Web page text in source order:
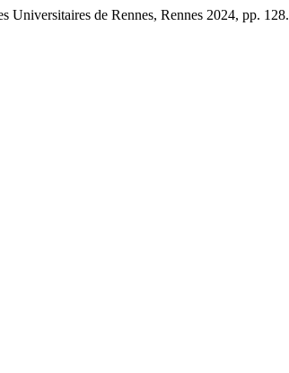
de Rennes, Rennes 2024, pp. 128.